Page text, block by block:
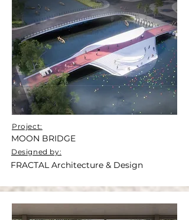
Project:
MOON BRIDGE
Designed by:
FRACTAL Architecture & Design